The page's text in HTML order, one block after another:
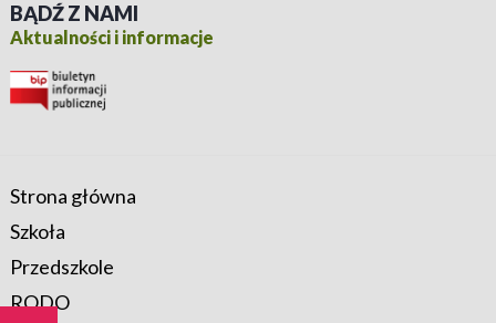
BĄDŹ Z NAMI
Aktualności i informacje
Strona główna
Szkoła
Przedszkole
RODO